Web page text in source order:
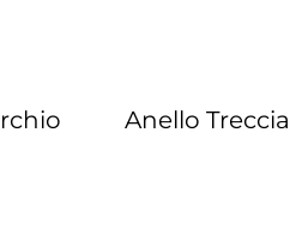
Anello Treccia